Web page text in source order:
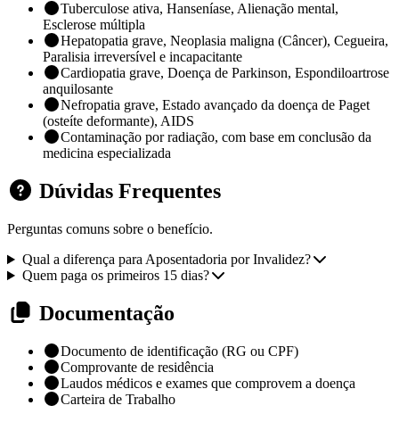
Tuberculose ativa, Hanseníase, Alienação mental,
Esclerose múltipla
Hepatopatia grave, Neoplasia maligna (Câncer), Cegueira,
Paralisia irreversível e incapacitante
Cardiopatia grave, Doença de Parkinson, Espondiloartrose
anquilosante
Nefropatia grave, Estado avançado da doença de Paget
(osteíte deformante), AIDS
Contaminação por radiação, com base em conclusão da
medicina especializada
Dúvidas Frequentes
Perguntas comuns sobre o benefício.
Qual a diferença para Aposentadoria por Invalidez?
Quem paga os primeiros 15 dias?
Documentação
Documento de identificação (RG ou CPF)
Comprovante de residência
Laudos médicos e exames que comprovem a doença
Carteira de Trabalho